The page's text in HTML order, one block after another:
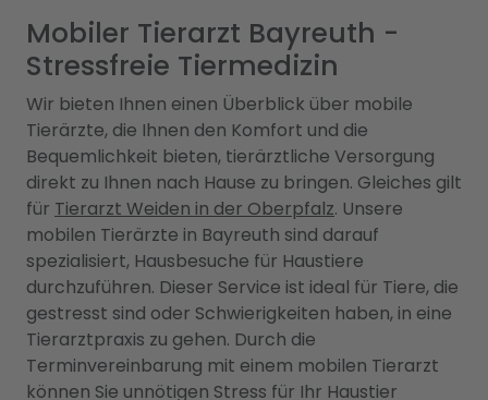
Mobiler Tierarzt Bayreuth -
Stressfreie Tiermedizin
Wir bieten Ihnen einen Überblick über mobile
Tierärzte, die Ihnen den Komfort und die
Bequemlichkeit bieten, tierärztliche Versorgung
direkt zu Ihnen nach Hause zu bringen. Gleiches gilt
für Tierarzt Weiden in der Oberpfalz. Unsere
mobilen Tierärzte in Bayreuth sind darauf
spezialisiert, Hausbesuche für Haustiere
durchzuführen. Dieser Service ist ideal für Tiere, die
gestresst sind oder Schwierigkeiten haben, in eine
Tierarztpraxis zu gehen. Durch die
Terminvereinbarung mit einem mobilen Tierarzt
können Sie unnötigen Stress für Ihr Haustier